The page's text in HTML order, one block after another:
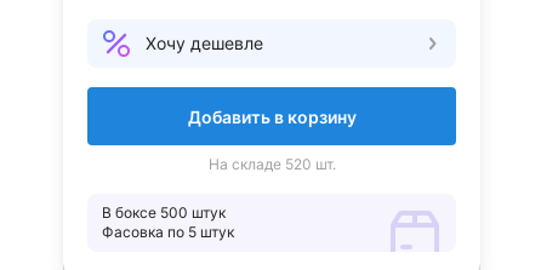
Хочу дешевле
Добавить в корзину
На складе 520 шт.
В боксе 500 штук
Фасовка по 5 штук